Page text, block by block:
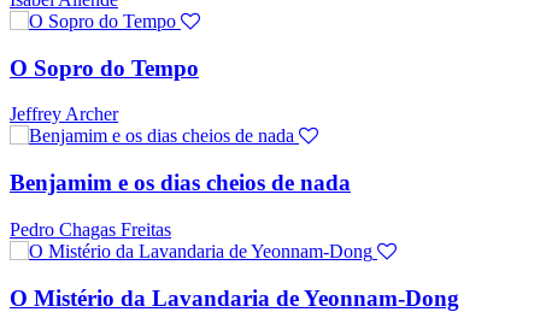
O Sopro do Tempo
Jeffrey Archer
Benjamim e os dias cheios de nada
Pedro Chagas Freitas
O Mistério da Lavandaria de Yeonnam-Dong